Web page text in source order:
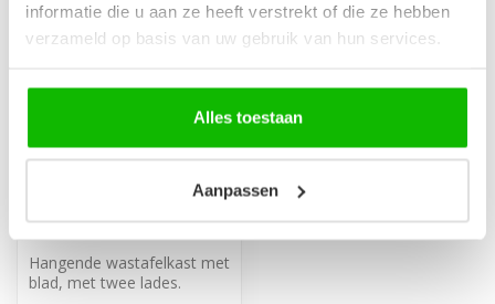
informatie die u aan ze heeft verstrekt of die ze hebben
verzameld op basis van uw gebruik van hun services.
Alles toestaan
Aanpassen
Wastafelkast Borneo
Hangende wastafelkast met
blad, met twee lades.